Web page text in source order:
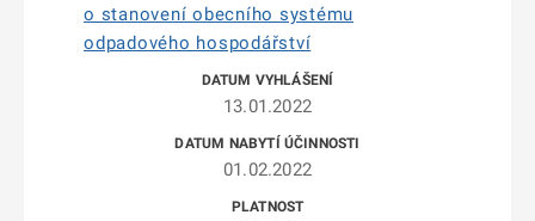
o stanovení obecního systému
odpadového hospodářství
13.01.2022
01.02.2022